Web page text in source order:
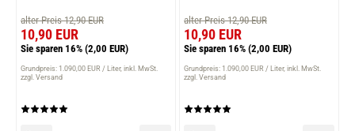
alter Preis 12,90 EUR
10,90 EUR
Sie sparen 16% (2,00 EUR)
Grundpreis: 1.090,00 EUR / Liter inkl. MwSt.
zzgl. Versand
alter Preis 12,90 EUR
10,90 EUR
Sie sparen 16% (2,00 EUR)
Grundpreis: 1.090,00 EUR / Liter inkl. MwSt.
zzgl. Versand